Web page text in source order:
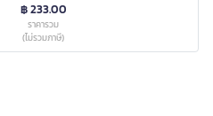
฿ 233.00
ราคารวม
(ไม่รวมภาษี)